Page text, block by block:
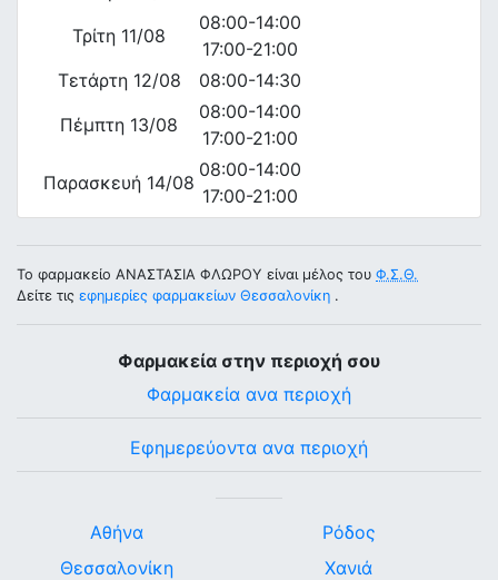
Τρίτη 11/08
08:00-14:00
17:00-21:00
Τετάρτη 12/08
08:00-14:30
Πέμπτη 13/08
08:00-14:00
17:00-21:00
Παρασκευή 14/08
08:00-14:00
17:00-21:00
Το φαρμακείο ΑΝΑΣΤΑΣΙΑ ΦΛΩΡΟΥ είναι μέλος του Φ.Σ.Θ.
Δείτε τις εφημερίες φαρμακείων Θεσσαλονίκη .
Φαρμακεία στην περιοχή σου
Φαρμακεία ανα περιοχή
Εφημερεύοντα ανα περιοχή
Αθήνα
Θεσσαλονίκη
Ρόδος
Χανιά